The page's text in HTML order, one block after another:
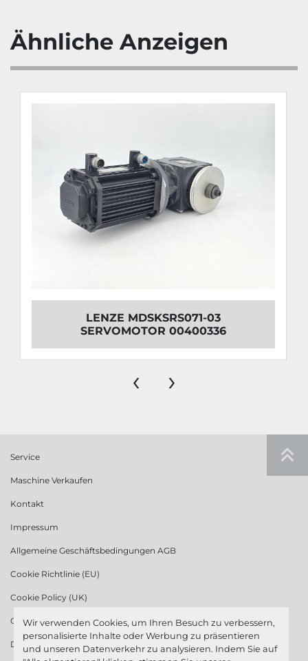
Wir verwenden Cookies, um Ihren Besuch zu verbessern,
personalisierte Inhalte oder Werbung zu präsentieren
und unseren Datenverkehr zu analysieren. Indem Sie auf
Ähnliche Anzeigen
LENZE MDSKSRS071-03
SERVOMOTOR 00400336
‹ ›
Service
Maschine Verkaufen
Kontakt
Impressum
Allgemeine Geschäftsbedingungen AGB
Cookie Richtlinie (EU)
Cookie Policy (UK)
Cookie Richtlinie (US)
Datenschutzerklärung